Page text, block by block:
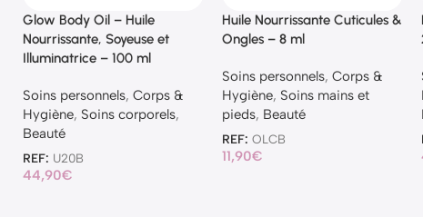
Glow Body Oil – Huile
Nourrissante, Soyeuse et
Illuminatrice – 100 ml
Soins personnels, Corps &
Hygiène, Soins corporels,
Beauté
REF: U20B
44,90€
Huile Nourrissante Cuticules &
Ongles – 8 ml
Soins personnels, Corps &
Hygiène, Soins mains et
pieds, Beauté
REF: OLCB
11,90€